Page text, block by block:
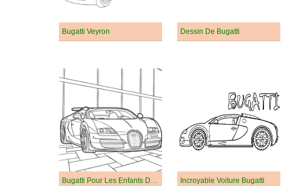
Bugatti Veyron Dessin De Bugatti
Bugatti Pour Les Enfants De 6 An Incroyable Voiture Bugatti